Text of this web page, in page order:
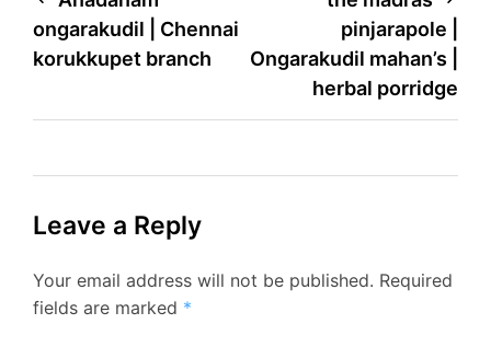
ongarakudil | Chennai
korukkupet branch
pinjarapole |
Ongarakudil mahan’s |
herbal porridge
Leave a Reply
Your email address will not be published. Required
fields are marked *